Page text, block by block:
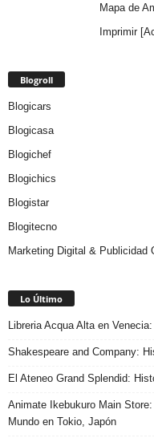
Mapa de
Imprimir
Blogroll
Blogicars
Blogicasa
Blogichef
Blogichics
Blogistar
Blogitecno
Marketing Digital & Publicidad
Lo Último
Libreria Acqua Alta en
Shakespeare and Company:
El Ateneo Grand Splendid:
Animate Ikebukuro Main
Mundo en Tokio, Japón